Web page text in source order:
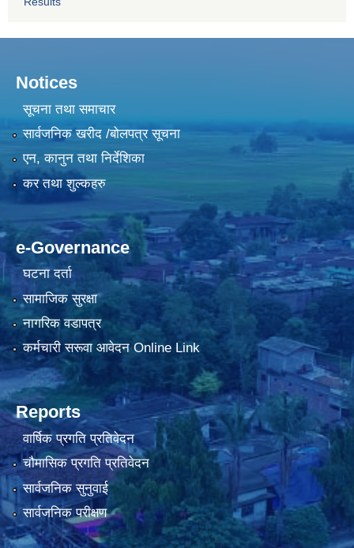
Notices
सूचना तथा समाचार
सार्वजनिक खरीद /बोलपत्र सूचना
एन, कानुन तथा निर्देशिका
कर तथा शुल्कहरु
e-Governance
घटना दर्ता
सामाजिक सुरक्षा
नागरिक वडापत्र
कर्मचारी सरूवा आवेदन Online Link
Reports
वार्षिक प्रगति प्रतिवेदन
चौमासिक प्रगति प्रतिवेदन
सार्वजनिक सुनुवाई
सार्वजनिक परीक्षण